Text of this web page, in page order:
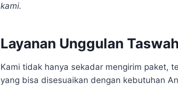
kami.
Layanan Unggulan
Kami tidak hanya sekadar mengirim paket,
yang bisa disesuaikan dengan kebutuhan